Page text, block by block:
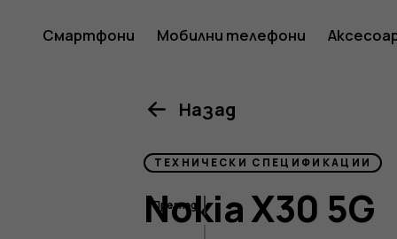
Смартфони Мобилни телефони
Преглед
Назад
ТЕХНИЧЕСКИ СПЕЦИФИКАЦИИ
Nokia X30 5G